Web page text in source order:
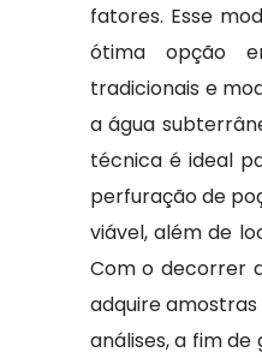
fatores. Esse
ótima opção
tradicionais e
a água
técnica é ideal
perfuração de
viável, além de
Com o decorrer
adquire
análises, a fim